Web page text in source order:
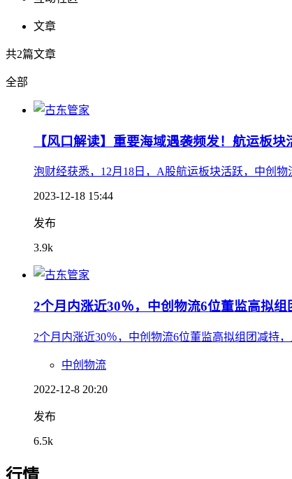
文章
共2篇文章
全部
【风口解读】重要海域遇袭频发！航运板
泡财经获悉，12月18日，A股航运板块活跃，中创物
2023-12-18 15:44
发布
3.9k
2个月内涨近30％，中创物流6位董监高拟组
2个月内涨近30％，中创物流6位董监高拟组团减持
中创物流
2022-12-8 20:20
发布
6.5k
行情